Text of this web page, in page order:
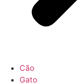
Cão
Gato